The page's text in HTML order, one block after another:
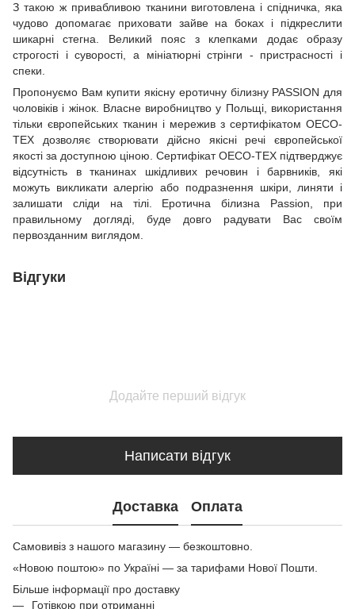
З такою ж привабливою тканини виготовлена ​​і спідничка, яка
чудово допомагає приховати зайве на боках і підкреслити
шикарні стегна. Великий пояс з клепками додає образу
строгості і суворості, а мініатюрні стрінги - пристрасності і
спеки.
Пропонуємо Вам купити якісну еротичну білизну PASSION для
чоловіків і жінок. Власне виробництво у Польщі, використання
тільки європейських тканин і мережив з сертифікатом OECO-
TEX дозволяє створювати дійсно якісні речі європейської
якості за доступною ціною. Сертифікат OECO-TEX підтверджує
відсутність в тканинах шкідливих речовин і барвників, які
можуть викликати алергію або подразнення шкіри, линяти і
залишати сліди на тілі. Еротична білизна Passion, при
правильному догляді, буде довго радувати Вас своїм
первозданним виглядом.
Відгуки
Додайте перший відгук
Написати відгук
Доставка Оплата
Самовивіз з нашого магазину — безкоштовно.
«Новою поштою» по Україні — за тарифами Нової Пошти.
Більше інформації про доставку
Готівкою при отриманні